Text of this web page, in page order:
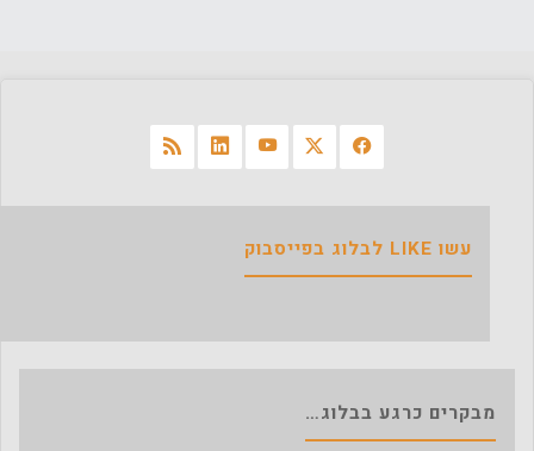
עשו LIKE לבלוג בפייסבוק
מבקרים כרגע בבלוג…